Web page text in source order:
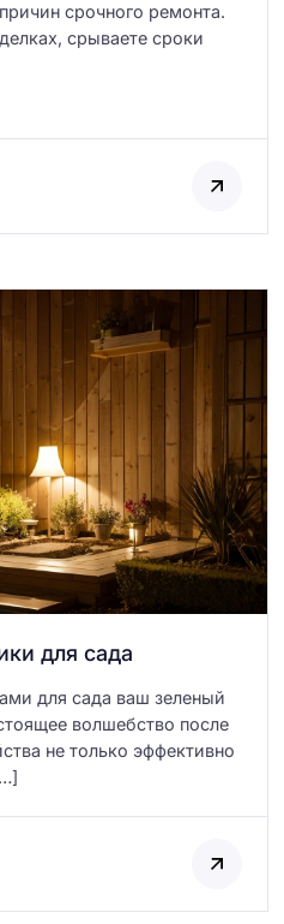
срочного ремонта.
срываете сроки
для сада
для сада ваш зеленый
волшебство после
не только эффективно
Безопасность
системе умного